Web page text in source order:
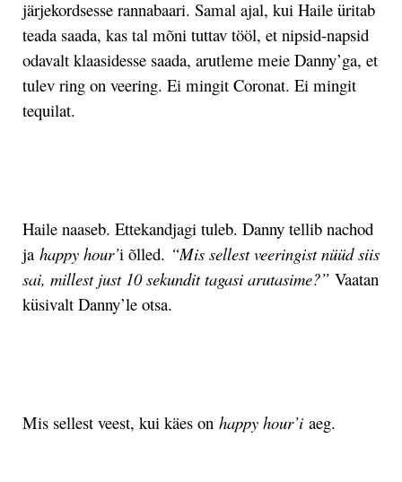
järjekordsesse rannabaari. Samal ajal, kui Haile üritab
teada saada, kas tal mõni tuttav tööl, et nipsid-napsid
odavalt klaasidesse saada, arutleme meie Danny’ga, et
tulev ring on veering. Ei mingit Coronat. Ei mingit
tequilat.
Haile naaseb. Ettekandjagi tuleb. Danny tellib nachod
ja happy hour’i õlled. “Mis sellest veeringist nüüd siis
sai, millest just 10 sekundit tagasi arutasime?” Vaatan
küsivalt Danny’le otsa.
Mis sellest veest, kui käes on happy hour’i aeg.